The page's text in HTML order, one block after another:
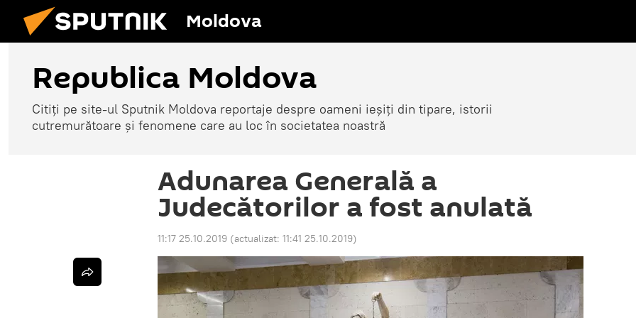
Moldova
Republica Moldova
Citiți pe site-ul Sputnik Moldova reportaje despre oameni ieșiți din tipare, istorii
cutremurătoare și fenomene care au loc în societatea noastră
Adunarea Generală a
Judecătorilor a fost anulată
11:17 25.10.2019 (actualizat: 11:41 25.10.2019)